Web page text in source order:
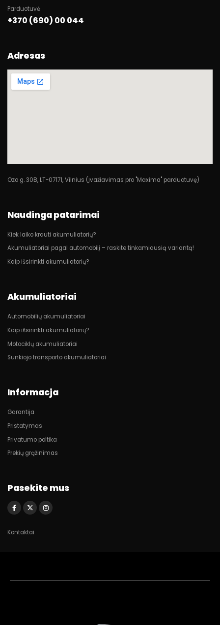
Parduotuvė
+370 (690) 00 044
Adresas
Ozo g. 30B, LT-07171, Vilnius (Įvažiavimas pro "Maxima" parduotuvę)
Naudinga patarimai
Kiek laiko krauti akumuliatorių?
Akumuliatoriai pagal automobilį – raskite tinkamiausią variantą!
Kaip išsirinkti akumuliatorių?
Akumuliatoriai
Automobilių akumuliatoriai
Kaip išsirinkti akumuliatorių?
Motociklų akumuliatoriai
Sunkiojo transporto akumuliatoriai
Informacja
Garantija
Pristatymas
Privatumo poltika
Prekių grąžinimas
Pasekite mus
Kontaktai